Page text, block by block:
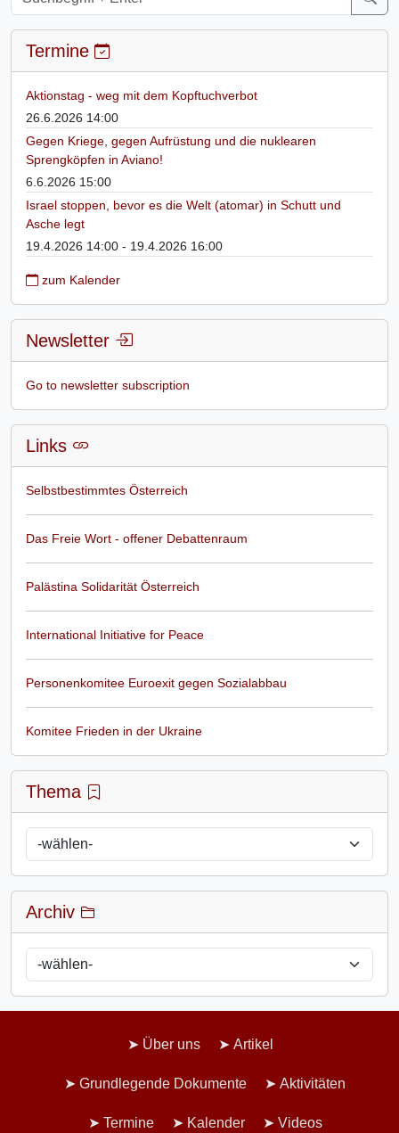
Termine
Aktionstag - weg mit dem Kopftuchverbot
26.6.2026 14:00
Gegen Kriege, gegen Aufrüstung und die nuklearen
Sprengköpfen in Aviano!
6.6.2026 15:00
Israel stoppen, bevor es die Welt (atomar) in Schutt und
Asche legt
19.4.2026 14:00 - 19.4.2026 16:00
zum Kalender
Newsletter
Go to newsletter subscription
Links
Selbstbestimmtes Österreich
Das Freie Wort - offener Debattenraum
Palästina Solidarität Österreich
International Initiative for Peace
Personenkomitee Euroexit gegen Sozialabbau
Komitee Frieden in der Ukraine
Thema
Archiv
Über uns Artikel
Grundlegende Dokumente Aktivitäten
Termine Kalender Videos